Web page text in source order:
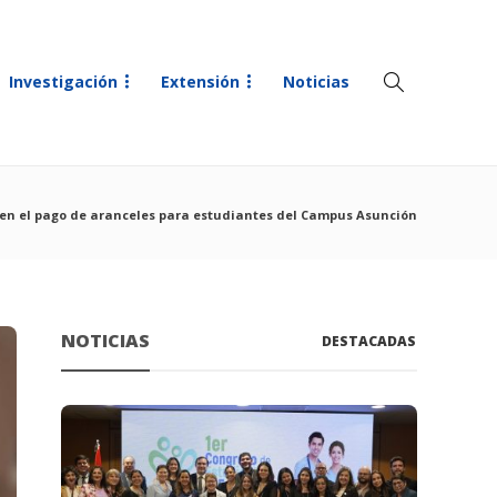
Investigación Extensión Noticias
el pago de aranceles para estudiantes del Campus Asunción
NOTICIAS DESTACADAS